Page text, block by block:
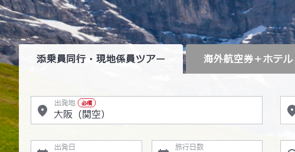
添乗員同行・現地係員ツアー 海外航空券＋ホテル
出発地 必須
出発日 旅行日数